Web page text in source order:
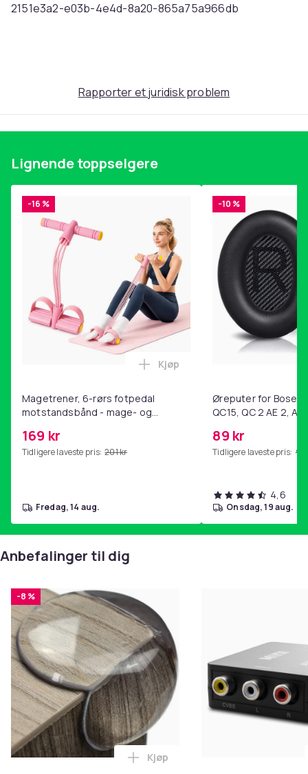
2151e3a2-e03b-4e4d-8a20-865a75a966db
Rapporter et juridisk problem
Lignende toppselgere
-16 %
Magetrener, 6-rørs fotpedal
motstandsbånd - mage- og
hjemmegymnastikk Pink
169 kr
Tidligere laveste pris: 201 kr
Legg Magetrener, 6-rørs
Kjøp
fredag, 14 aug.
-10 %
Øreputer for Bose
QC15, QC 2 AE 2, AE
89 kr
Tidligere laveste pris: 99
4,6
onsdag, 19 aug.
Anbefalinger til dig
-8 %
Legg 10x Premium
Kjøp